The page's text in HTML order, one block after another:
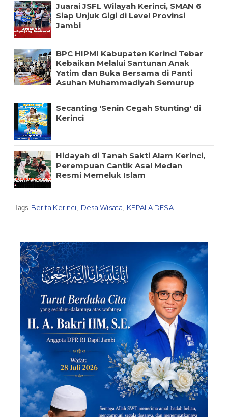
Juarai JSFL Wilayah Kerinci, SMAN 6
Siap Unjuk Gigi di Level Provinsi
Jambi
BPC HIPMI Kabupaten Kerinci Tebar
Kebaikan Melalui Santunan Anak
Yatim dan Buka Bersama di Panti
Asuhan Muhammadiyah Semurup
Secanting 'Senin Cegah Stunting' di
Kerinci
Hidayah di Tanah Sakti Alam Kerinci,
Perempuan Cantik Asal Medan
Resmi Memeluk Islam
Tags Berita Kerinci Desa Wisata KEPALA DESA